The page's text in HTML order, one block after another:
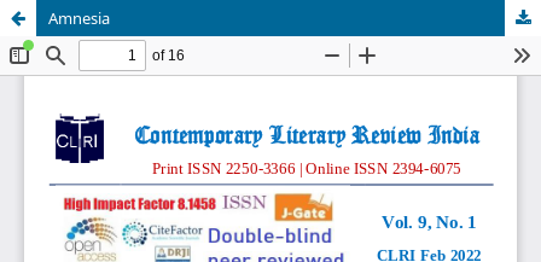
Amnesia